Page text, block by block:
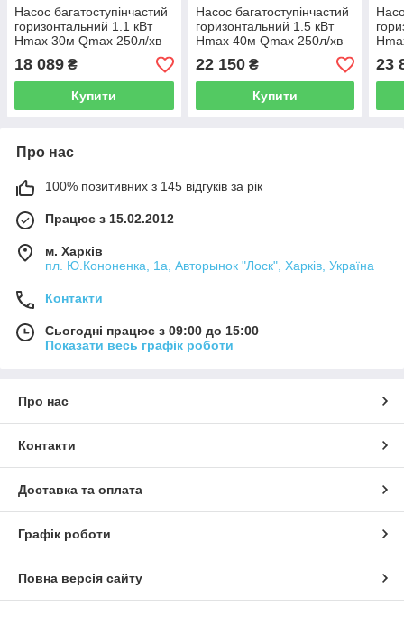
Насос багатоступінчастий
горизонтальний 1.1 кВт
Hmax 30м Qmax 250л/хв
нерж LEO 3.0 ECH(m)10-
30 (775656)
18 089 ₴
Купити
Насос багатоступінчастий
горизонтальний 1.5 кВт
Hmax 40м Qmax 250л/хв
нерж LEO 3.0 ECH(m)10-
40 (775658)
22 150₴
Купити
50
23
Про нас
100% позитивних з 145 відгуків за рік
Працює з 15.02.2012
м. Харків
пл. Ю.Кононенка, 1а, Авторынок "Лоск", Харків, Україна
Контакти
Сьогодні працює з 09:00 до 15:00
Показати весь графік роботи
Про нас
Контакти
Доставка та оплата
Графік роботи
Повна версія сайту